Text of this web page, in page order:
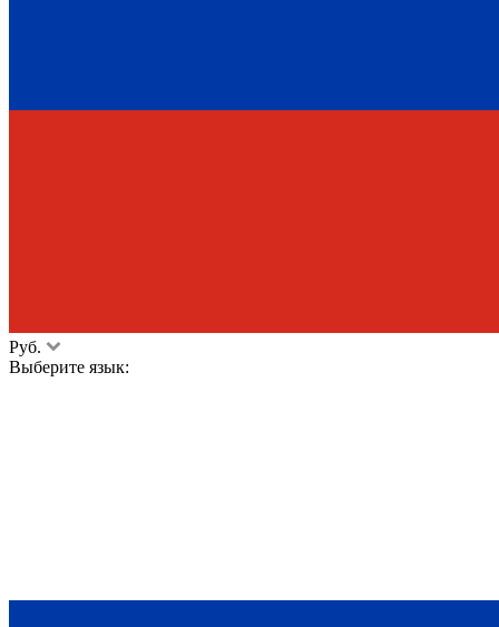
Руб.
Выберите язык: